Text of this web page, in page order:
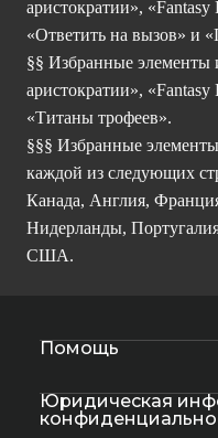
аристократии»,
«Ответить на вызов» и
§§ Избранные
аристократии»,
«Титаны трофеев».
§§§ Избранные
каждой из следующих
Канада, Англия,
Нидерланды,
США.
Помощь
Юридическая